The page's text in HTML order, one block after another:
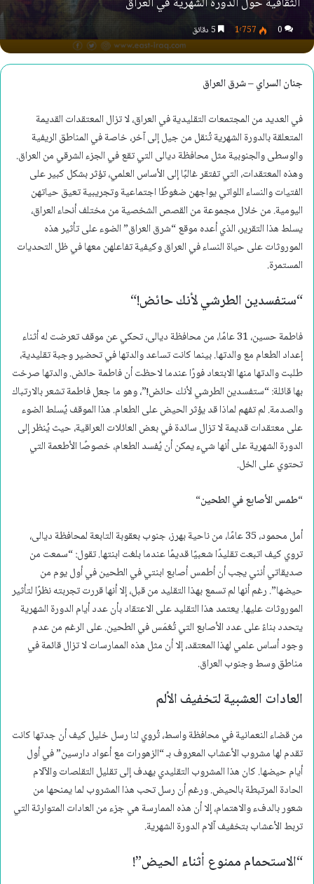
0 1٬757
جنان السراي – شرق العراق
في العديد من المجتمعات التقليدية في العراق، لا تزال المعتقدات القديمة
المتعلقة بالدورة الشهرية تُنقل من جيل إلى آخر، خاصة في المناطق الريفية
والوسطى والجنوبية مثل محافظة ديالى التي تقع في الجزء الشرقي من العراق.
وهذه المعتقدات، التي تفتقر غالبًا إلى الأساس العلمي، تؤثر بشكل كبير على
الفتيات والنساء اللواتي يواجهن ضغوطًا اجتماعية وتجريبية تعيق حياتهن
اليومية. من خلال مجموعة من القصص الشخصية من مختلف أنحاء العراق،
يسلط هذا التقرير، الذي أعده موقع “شرق العراق” الضوء على تأثير هذه
الموروثات على حياة النساء في العراق وكيفية تفاعلهن معها في ظل التحديات
المستمرة.
“ستفسدين الطرشي لأنك حائض!
“
فاطمة حسين، 31 عامًا، من محافظة ديالى، تحكي عن موقف تعرضت له أثناء
إعداد الطعام مع والدتها. بينما كانت تساعد والدتها في تحضير وجبة تقليدية،
طلبت والدتها منها الابتعاد فورًا عندما لاحظت أن فاطمة حائض. والدتها صرخت
بها قائلة: “ستفسدين الطرشي لأنك حائض!”، وهو ما جعل فاطمة تشعر بالارتباك
والصدمة. لم تفهم لماذا قد يؤثر الحيض على الطعام. هذا الموقف يُسلط الضوء
على معتقدات قديمة لا تزال سائدة في بعض العائلات العراقية، حيث يُنظر إلى
الدورة الشهرية على أنها شيء يمكن أن يُفسد الطعام، خصوصًا الأطعمة التي
تحتوي على الخل.
“طمس الأصابع في الطحين“
أمل محمود، 35 عامًا، من ناحية بهرز، جنوب بعقوبة التابعة لمحافظة ديالى،
تروي كيف اتبعت تقليدًا شعبيًا قديمًا عندما بلغت ابنتها. تقول: “سمعت من
صديقاتي أنني يجب أن أطمس أصابع ابنتي في الطحين في أول يوم من
حيضها”. رغم أنها لم تسمع بهذا التقليد من قبل، إلا أنها قررت تجربته نظرًا لتأثير
الموروثات عليها. يعتمد هذا التقليد على الاعتقاد بأن عدد أيام الدورة الشهرية
يتحدد بناءً على عدد الأصابع التي تُغمَس في الطحين. على الرغم من عدم
وجود أساس علمي لهذا المعتقد، إلا أن مثل هذه الممارسات لا تزال قائمة في
مناطق وسط وجنوب العراق.
العادات العشبية لتخفيف الألم
من قضاء النعمانية في محافظة واسط، تُروي لنا رسل خليل كيف أن جدتها كانت
تقدم لها مشروب الأعشاب المعروف بـ “الزهورات مع أعواد دارسين” في أول
أيام حيضها. كان هذا المشروب التقليدي يهدف إلى تقليل التقلصات والآلام
الحادة المرتبطة بالحيض. ورغم أن رسل تحب هذا المشروب لما يمنحها من
شعور بالدفء والاهتمام، إلا أن هذه الممارسة هي جزء من العادات المتوارثة التي
تربط الأعشاب بتخفيف آلام الدورة الشهرية.
“الاستحمام ممنوع أثناء الحيض”!